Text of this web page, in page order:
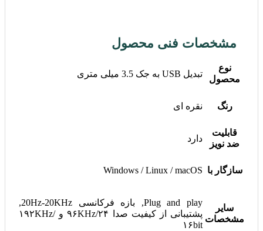
مشخصات فنی محصول
نوع
محصول
تبدیل USB به جک 3.5 میلی متری
رنگ نقره ای
قابلیت
ضد نویز
دارد
سازگار با Windows / Linux / macOS
سایر
مشخصات
Plug and play, بازه فرکانسی 20Hz-20KHz,
پشتیبانی از کیفیت صدا ۹۶KHz/۲۴ و ۱۹۲KHz/
۱۶bit